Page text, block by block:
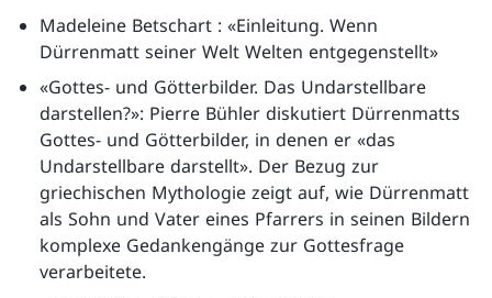
Madeleine Betschart : «Einleitung. Wenn
Dürrenmatt seiner Welt Welten entgegenstellt»
«Gottes- und Götterbilder. Das Undarstellbare
darstellen?»: Pierre Bühler diskutiert Dürrenmatts
Gottes- und Götterbilder, in denen er «das
Undarstellbare darstellt». Der Bezug zur
griechischen Mythologie zeigt auf, wie Dürrenmatt
als Sohn und Vater eines Pfarrers in seinen Bildern
komplexe Gedankengänge zur Gottesfrage
verarbeitete.